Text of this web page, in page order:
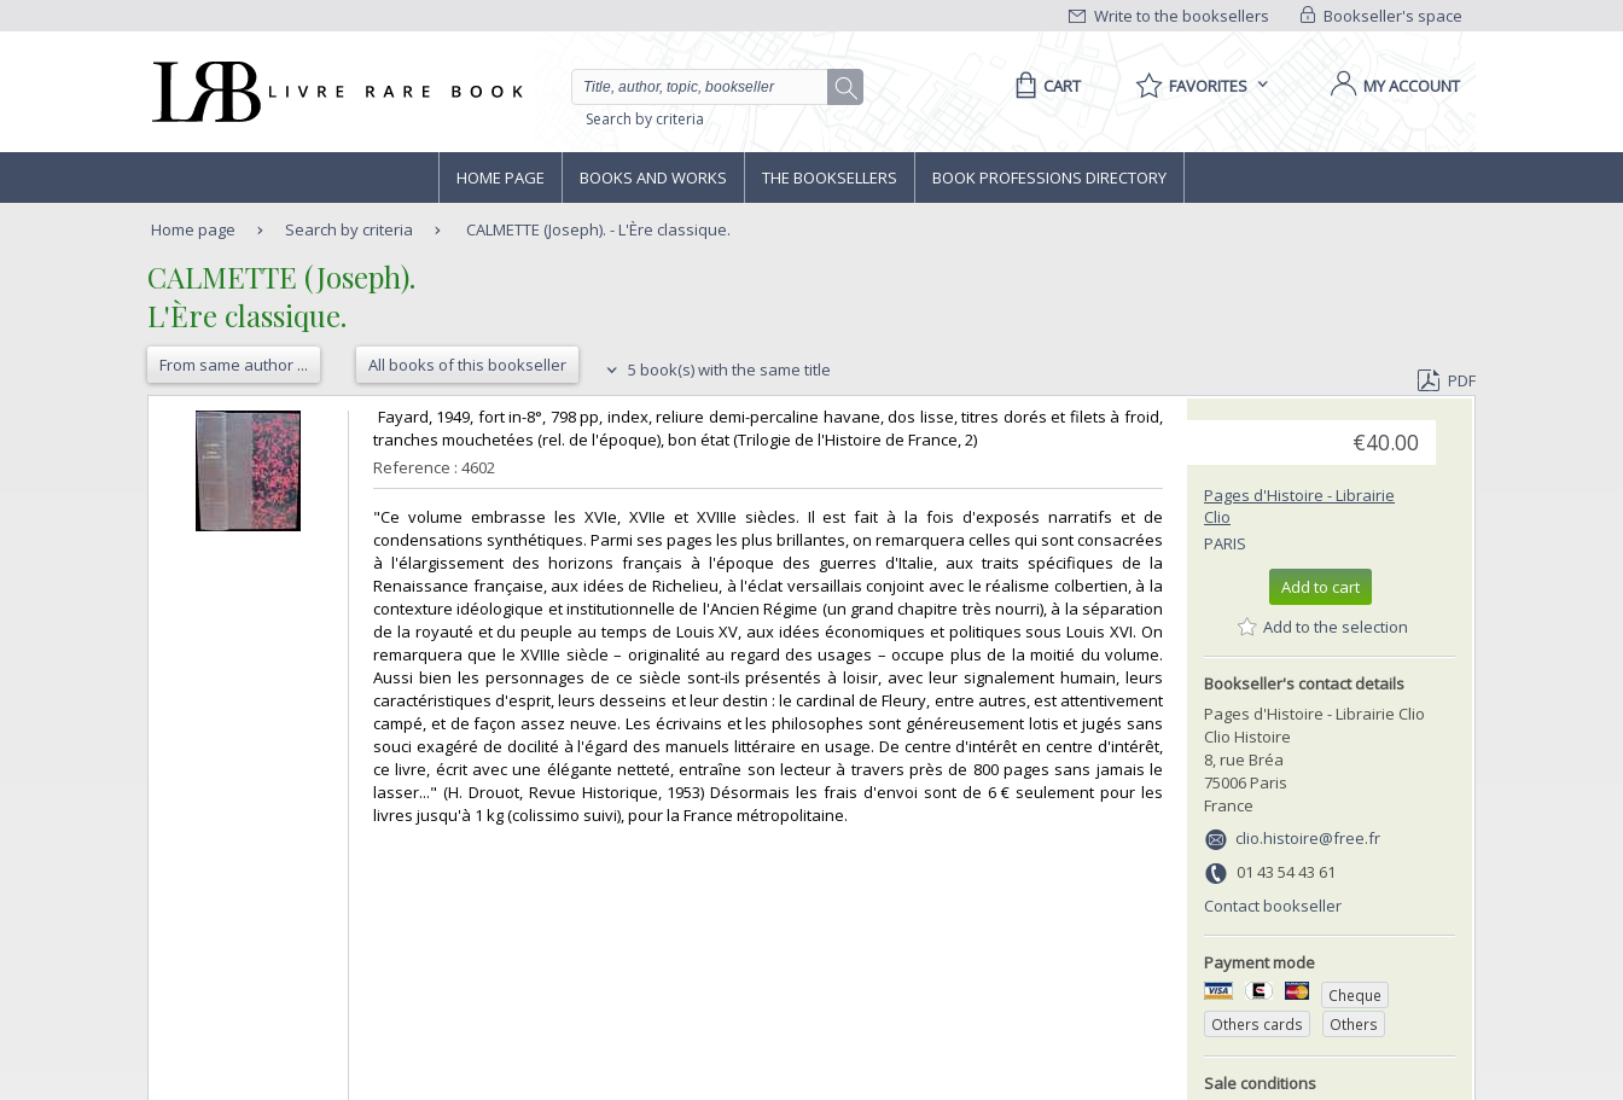
Bookseller's space
Write to the booksellers
Search by criteria
CART FAVORITES MY ACCOUNT
HOME PAGE BOOKS AND WORKS THE BOOKSELLERS BOOK PROFESSIONS DIRECTORY
Home page Search by criteria CALMETTE (Joseph). - L'Ère classique.
‎CALMETTE (Joseph).‎
‎L'Ère classique.‎
From same author ... All books of this bookseller 5 book(s) with the same title
PDF
‎ Fayard, 1949, fort in-8°, 798 pp, index, reliure demi-percaline havane, dos lisse, titres dorés et filets à froid,
tranches mouchetées (rel. de l'époque), bon état (Trilogie de l'Histoire de France, 2)‎
Reference : 4602
‎"Ce volume embrasse les XVIe, XVIIe et XVIIIe siècles. Il est fait à la fois d'exposés narratifs et de
condensations synthétiques. Parmi ses pages les plus brillantes, on remarquera celles qui sont consacrées
à l'élargissement des horizons français à l'époque des guerres d'Italie, aux traits spécifiques de la
Renaissance française, aux idées de Richelieu, à l'éclat versaillais conjoint avec le réalisme colbertien, à la
contexture idéologique et institutionnelle de l'Ancien Régime (un grand chapitre très nourri), à la séparation
de la royauté et du peuple au temps de Louis XV, aux idées économiques et politiques sous Louis XVI. On
remarquera que le XVIIIe siècle – originalité au regard des usages – occupe plus de la moitié du volume.
Aussi bien les personnages de ce siècle sont-ils présentés à loisir, avec leur signalement humain, leurs
caractéristiques d'esprit, leurs desseins et leur destin : le cardinal de Fleury, entre autres, est attentivement
campé, et de façon assez neuve. Les écrivains et les philosophes sont généreusement lotis et jugés sans
souci exagéré de docilité à l'égard des manuels littéraire en usage. De centre d'intérêt en centre d'intérêt,
ce livre, écrit avec une élégante netteté, entraîne son lecteur à travers près de 800 pages sans jamais le
lasser..." (H. Drouot, Revue Historique, 1953) Désormais les frais d'envoi sont de 6 € seulement pour les
livres jusqu'à 1 kg (colissimo suivi), pour la France métropolitaine.‎
€40.00
Pages d'Histoire - Librairie
Clio
PARIS
Add to cart
Add to the selection
Bookseller's contact details
Pages d'Histoire - Librairie Clio
Clio Histoire
8, rue Bréa
75006 Paris
France
clio.histoire@free.fr
01 43 54 43 61
Contact bookseller
Payment mode
Cheque
Others cards
Others
Sale conditions